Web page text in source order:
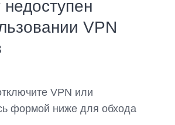
VPN
VPN или
формой ниже для обхода